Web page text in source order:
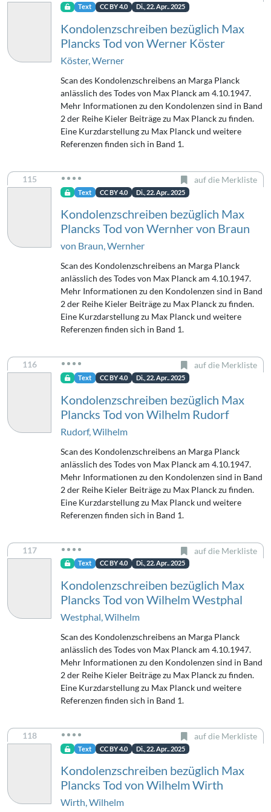
Text CC BY 4.0 Di., 22. Apr.. 2025
Kondolenzschreiben bezüglich Max
Plancks Tod von Werner Köster
Köster, Werner
Scan des Kondolenzschreibens an Marga Planck
anlässlich des Todes von Max Planck am 4.10.1947.
Mehr Informationen zu den Kondolenzen sind in Band
2 der Reihe Kieler Beiträge zu Max Planck zu finden.
Eine Kurzdarstellung zu Max Planck und weitere
Referenzen finden sich in Band 1.
115 auf die Merkliste
Text CC BY 4.0 Di., 22. Apr.. 2025
Kondolenzschreiben bezüglich Max
Plancks Tod von Wernher von Braun
von Braun, Wernher
Scan des Kondolenzschreibens an Marga Planck
anlässlich des Todes von Max Planck am 4.10.1947.
Mehr Informationen zu den Kondolenzen sind in Band
2 der Reihe Kieler Beiträge zu Max Planck zu finden.
Eine Kurzdarstellung zu Max Planck und weitere
Referenzen finden sich in Band 1.
116 auf die Merkliste
Text CC BY 4.0 Di., 22. Apr.. 2025
Kondolenzschreiben bezüglich Max
Plancks Tod von Wilhelm Rudorf
Rudorf, Wilhelm
Scan des Kondolenzschreibens an Marga Planck
anlässlich des Todes von Max Planck am 4.10.1947.
Mehr Informationen zu den Kondolenzen sind in Band
2 der Reihe Kieler Beiträge zu Max Planck zu finden.
Eine Kurzdarstellung zu Max Planck und weitere
Referenzen finden sich in Band 1.
117 auf die Merkliste
Text CC BY 4.0 Di., 22. Apr.. 2025
Kondolenzschreiben bezüglich Max
Plancks Tod von Wilhelm Westphal
Westphal, Wilhelm
Scan des Kondolenzschreibens an Marga Planck
anlässlich des Todes von Max Planck am 4.10.1947.
Mehr Informationen zu den Kondolenzen sind in Band
2 der Reihe Kieler Beiträge zu Max Planck zu finden.
Eine Kurzdarstellung zu Max Planck und weitere
Referenzen finden sich in Band 1.
118 auf die Merkliste
Text CC BY 4.0 Di., 22. Apr.. 2025
Kondolenzschreiben bezüglich Max
Plancks Tod von Wilhelm Wirth
Wirth, Wilhelm